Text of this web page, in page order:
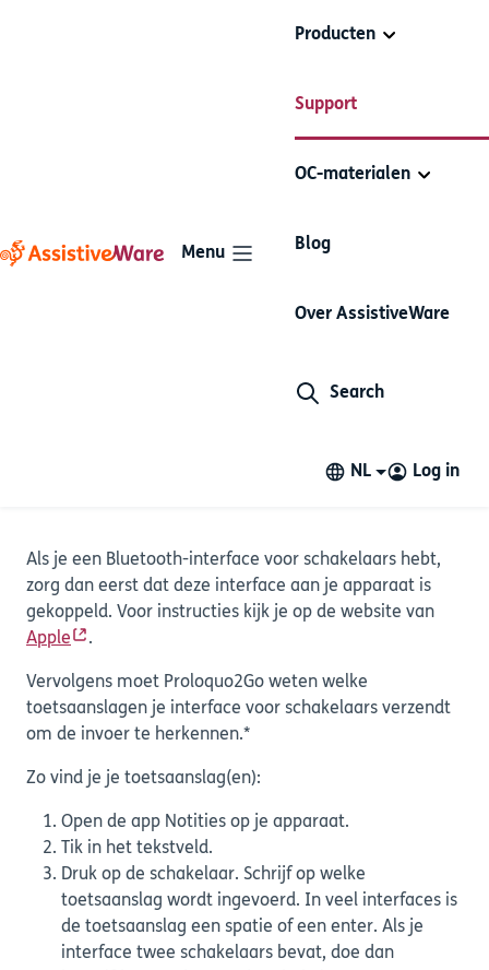
Menu
Producten
Support
OC-materialen
Blog
Over AssistiveWare
Search
NL Log in
Configureren voor
schakelaars configureren
De ingebouwde opties voor scannen van Proloquo2Go
Als je een Bluetooth-interface voor schakelaars hebt,
zorg dan eerst dat deze interface aan je apparaat is
gekoppeld. Voor instructies kijk je op de website van
Apple
.
Vervolgens moet Proloquo2Go weten welke
toetsaanslagen je interface voor schakelaars verzendt
om de invoer te herkennen.*
Zo vind je je toetsaanslag(en):
Open de app Notities op je apparaat.
Tik in het tekstveld.
Druk op de schakelaar. Schrijf op welke
toetsaanslag wordt ingevoerd. In veel interfaces is
de toetsaanslag een spatie of een enter. Als je
interface twee schakelaars bevat, doe dan